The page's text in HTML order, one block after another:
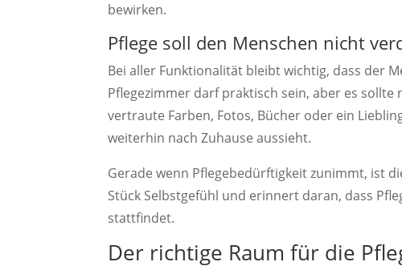
bewirken.
Pflege soll den Menschen nicht
Bei aller Funktionalität bleibt wichtig, dass der
Pflegezimmer darf praktisch sein, aber es
vertraute Farben, Fotos, Bücher oder ein
weiterhin nach Zuhause aussieht.
Gerade wenn Pflegebedürftigkeit zunimmt, ist
Stück Selbstgefühl und erinnert daran, dass
stattfindet.
Der richtige Raum für die